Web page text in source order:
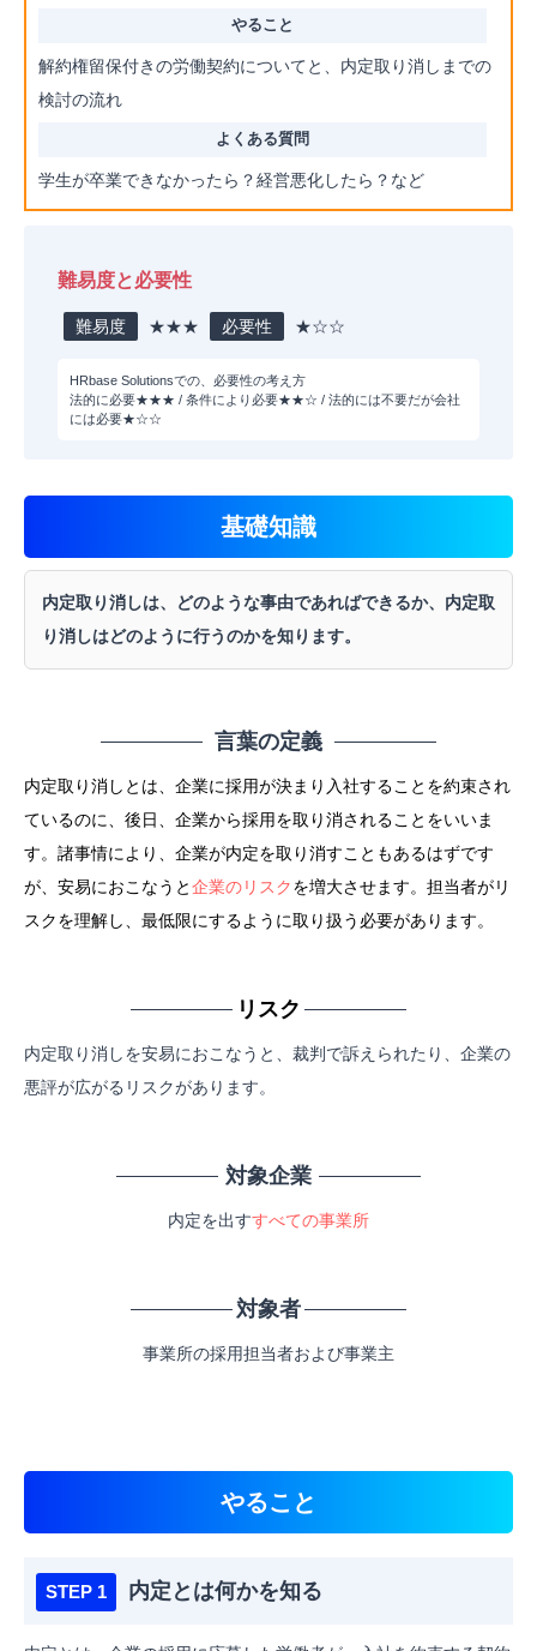
解約権留保付きの労働契約についてと、内定取り消しまでの
検討の流れ
学生が卒業できなかったら？経営悪化したら？など
難易度と必要性
難易度 ★★★ 必要性 ★☆☆
HRbase Solutionsでの、必要性の考え方
法的に必要★★★ / 条件により必要★★☆ / 法的には不要だが会社
には必要★☆☆
基礎知識
内定取り消しは、どのような事由であればできるか、内定取
り消しはどのように行うのかを知ります。
言葉の定義
内定取り消しとは、企業に採用が決まり入社することを約束され
ているのに、後日、企業から採用を取り消されることをいいま
す。諸事情により、企業が内定を取り消すこともあるはずです
が、安易におこなうと企業のリスクを増大させます。担当者がリ
スクを理解し、最低限にするように取り扱う必要があります。
リスク
内定取り消しを安易におこなうと、裁判で訴えられたり、企業の
悪評が広がるリスクがあります。
対象企業
内定を出すすべての事業所
対象者
事業所の採用担当者および事業主
やること
内定とは何かを知る